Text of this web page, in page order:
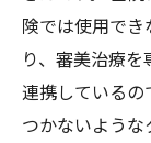
険では使用で
り、審美治療
連携しているの
つかないような